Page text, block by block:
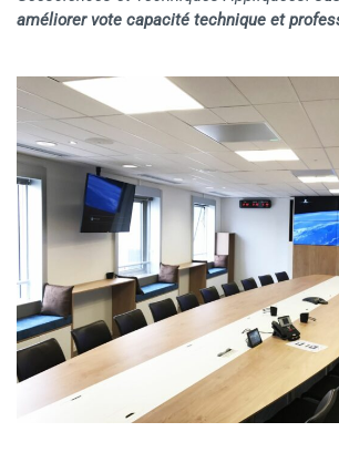
améliorer vote capacité technique et